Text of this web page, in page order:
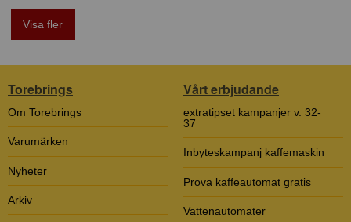
Visa fler
Torebrings
Om Torebrings
Varumärken
Nyheter
Arkiv
Vårt erbjudande
extratipset kampanjer v. 32-
37
Inbyteskampanj kaffemaskin
Prova kaffeautomat gratis
Vattenautomater